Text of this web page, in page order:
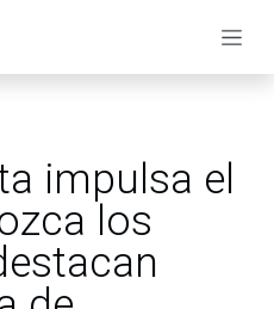
impulsa el
los